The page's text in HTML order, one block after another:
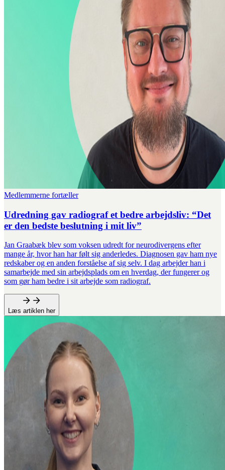
Medlemmerne fortæller
Udredning gav radiograf et bedre arbejdsliv: “Det
er den bedste beslutning i mit liv”
Jan Graabæk blev som voksen udredt for neurodivergens efter
mange år, hvor han har følt sig anderledes. Diagnosen gav ham nye
redskaber og en anden forståelse af sig selv. I dag arbejder han i
samarbejde med sin arbejdsplads om en hverdag, der fungerer og
som gør ham bedre i sit arbejde som radiograf.
Læs artiklen her